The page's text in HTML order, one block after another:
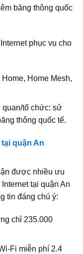
băng thông quốc
phục vụ cho
Home Mesh,
quan/tổ chức: sử
thông quốc tế.
quận An
được nhiều ưu
tại quận An
tin đáng chú ý:
chỉ 235.000
miễn phí 2.4